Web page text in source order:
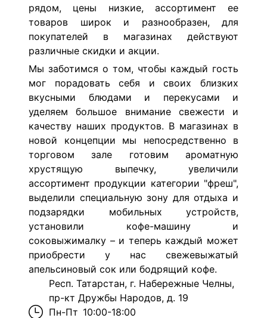
рядом, цены низкие, ассортимент ее
товаров широк и разнообразен, для
покупателей в магазинах действуют
различные скидки и акции.
Мы заботимся о том, чтобы каждый гость
мог порадовать себя и своих близких
вкусными блюдами и перекусами и
уделяем большое внимание свежести и
качеству наших продуктов. В магазинах в
новой концепции мы непосредственно в
торговом зале готовим ароматную
хрустящую выпечку, увеличили
ассортимент продукции категории "фреш",
выделили специальную зону для отдыха и
подзарядки мобильных устройств,
установили кофе-машину и
соковыжималку – и теперь каждый может
приобрести у нас свежевыжатый
апельсиновый сок или бодрящий кофе.
Респ. Татарстан, г. Набережные Челны,
пр-кт Дружбы Народов, д. 19
Пн-Пт 10:00-18:00